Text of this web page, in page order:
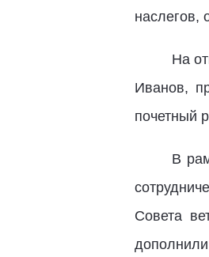
наслегов,
На
Иванов,
почетный
В
Совета